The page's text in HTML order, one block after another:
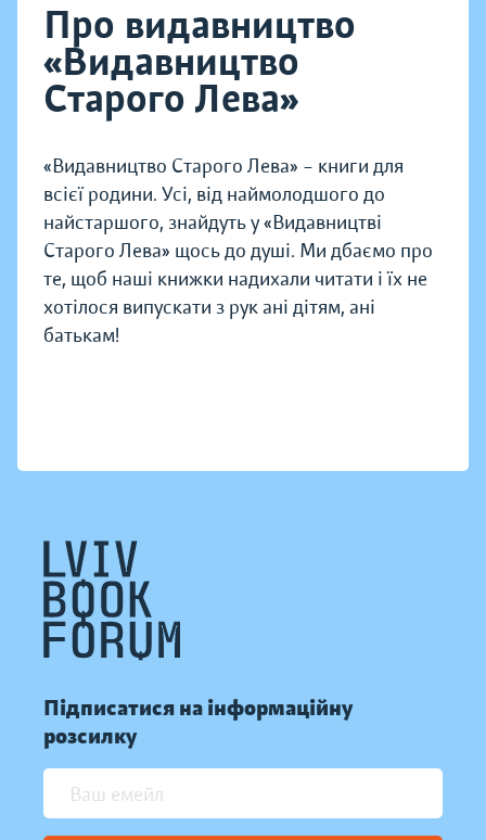
Про видавництво
«Видавництво
Старого Лева»
«Видавництво Старого Лева» – книги для
всієї родини. Усі, від наймолодшого до
найстаршого, знайдуть у «Видавництві
Старого Лева» щось до душі. Ми дбаємо про
те, щоб наші книжки надихали читати і їх не
хотілося випускати з рук ані дітям, ані
батькам!
Підписатися на інформаційну
розсилку